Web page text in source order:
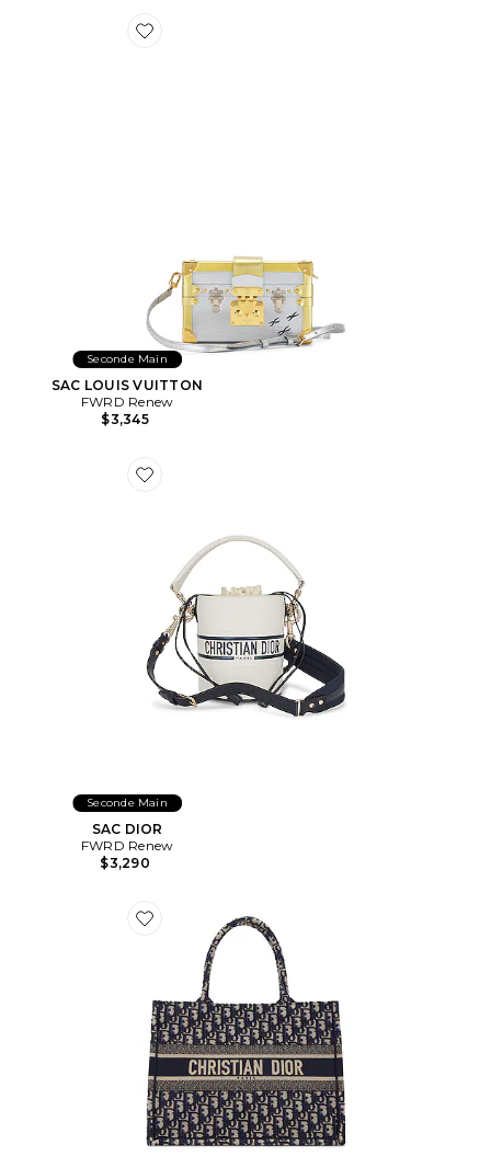
Favorite SAC LOUIS VUITTON
Seconde Main
SAC LOUIS VUITTON
FWRD Renew
$3,345
Favorite SAC DIOR
Seconde Main
SAC DIOR
FWRD Renew
$3,290
Favorite SAC DIOR